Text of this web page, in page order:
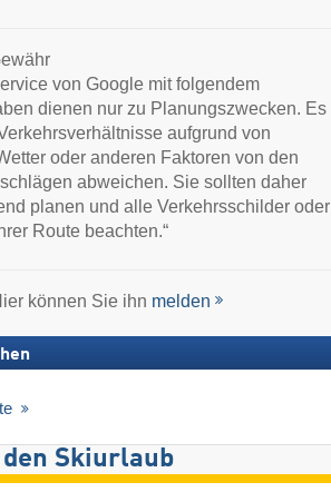
von Google mit folgendem
dienen nur zu Planungszwecken. Es
aufgrund von
oder anderen Faktoren von den
abweichen. Sie sollten daher
planen und alle Verkehrsschilder oder
Route beachten.“
können Sie ihn melden
Skiurlaub